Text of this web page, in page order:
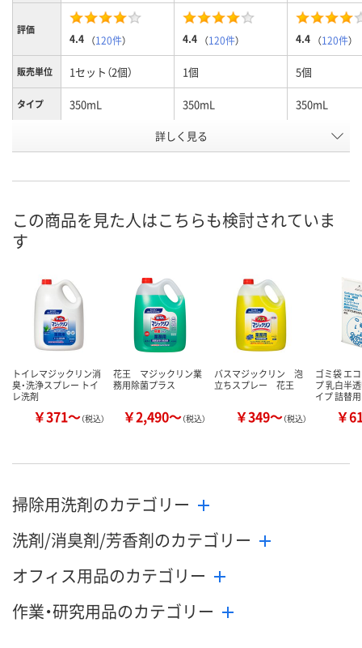
評価
4.4 （120件） 4.4 （120件） 4.4 （120件）
販売単位 1セット（2個） 1個 5個
タイプ 350mL 350mL 350mL
341270 HE62242
8月10日（月）
カゴへ カゴへ カ
詳しく見る
この商品を見た人はこちらも検討されていま
す
トイレマジックリン消
臭・洗浄スプレー トイ
レ洗剤
￥371～（税込）
花王 マジックリン業
務用除菌プラス
￥2,490～（税込）
バスマジックリン 泡
立ちスプレー 花王
￥349～（税込）
ゴミ袋 エ
プ 乳白半
イプ 詰替
￥
掃除用洗剤のカテゴリー
洗剤/消臭剤/芳香剤のカテゴリー
オフィス用品のカテゴリー
作業・研究用品のカテゴリー